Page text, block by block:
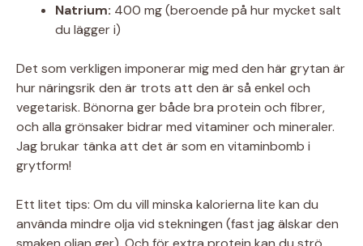
Natrium: 400 mg (beroende på hur mycket salt
du lägger i)
Det som verkligen imponerar mig med den här grytan är
hur näringsrik den är trots att den är så enkel och
vegetarisk. Bönorna ger både bra protein och fibrer,
och alla grönsaker bidrar med vitaminer och mineraler.
Jag brukar tänka att det är som en vitaminbomb i
grytform!
Ett litet tips: Om du vill minska kalorierna lite kan du
använda mindre olja vid stekningen (fast jag älskar den